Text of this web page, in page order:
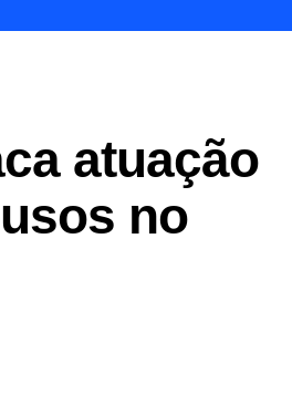
atuação
no